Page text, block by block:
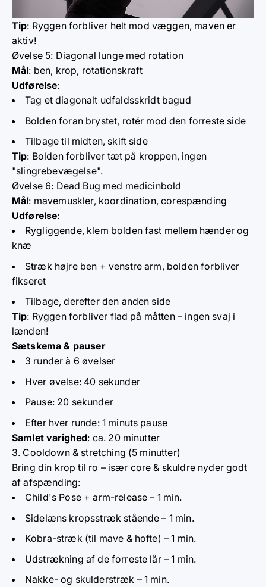
Tip: Ryggen forbliver helt mod væggen, maven er
aktiv!
Øvelse 5: Diagonal lunge med rotation
Mål: ben, krop, rotationskraft
Udførelse:
Tag et diagonalt udfaldsskridt bagud
Bolden foran brystet, rotér mod den forreste side
Tilbage til midten, skift side
Tip: Bolden forbliver tæt på kroppen, ingen
"slingrebevægelse".
Øvelse 6: Dead Bug med medicinbold
Mål: mavemuskler, koordination, corespænding
Udførelse:
Rygliggende, klem bolden fast mellem hænder og
knæ
Stræk højre ben + venstre arm, bolden forbliver
fikseret
Tilbage, derefter den anden side
Tip: Ryggen forbliver flad på måtten – ingen svaj i
lænden!
Sætskema & pauser
3 runder à 6 øvelser
Hver øvelse: 40 sekunder
Pause: 20 sekunder
Efter hver runde: 1 minuts pause
Samlet varighed: ca. 20 minutter
3. Cooldown & stretching (5 minutter)
Bring din krop til ro – især core & skuldre nyder godt
af afspænding:
Child's Pose + arm-release – 1 min.
Sidelæns kropsstræk stående – 1 min.
Kobra-stræk (til mave & hofte) – 1 min.
Udstrækning af de forreste lår – 1 min.
Nakke- og skulderstræk – 1 min.